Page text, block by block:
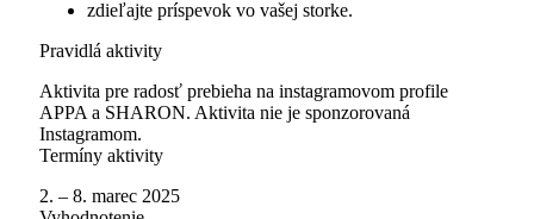
zdieľajte príspevok vo vašej storke.
Pravidlá aktivity
Aktivita pre radosť prebieha na instagramovom profile
APPA a SHARON. Aktivita nie je sponzorovaná
Instagramom.
Termíny aktivity
2. – 8. marec 2025